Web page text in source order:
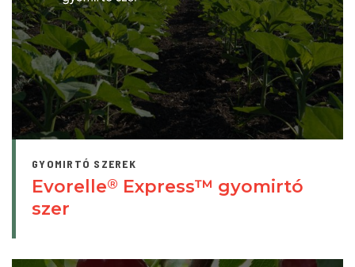
GYOMIRTÓ SZEREK
Evorelle® Express™ gyomirtó
szer